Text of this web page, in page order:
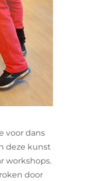
voor dans
deze kunst
workshops.
door